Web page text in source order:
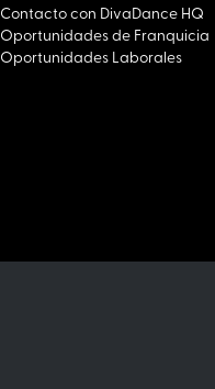
Contacto con DivaDance HQ
Oportunidades de Franquicia
Oportunidades Laborales